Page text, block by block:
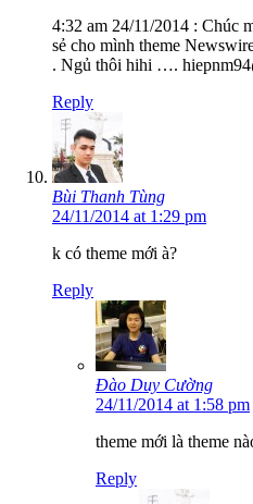
4:32 am 24/11/2014 : Chúc
sẻ cho mình theme
. Ngủ thôi hihi ….
Reply
Bùi Thanh Tùng
24/11/2014 at 1:29 pm
k có theme mới à?
Reply
Đào Duy Cường
24/11/2014 at 1:58 pm
theme mới là theme
Reply